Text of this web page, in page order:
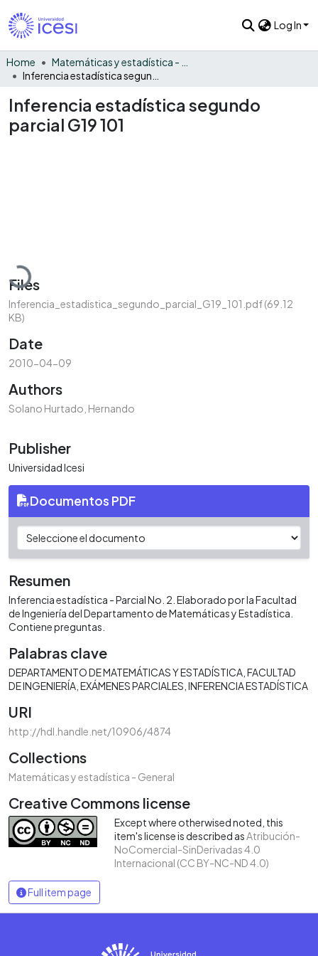
Log In
Home
Inferencia estadística segundo
parcial G19 101
Loading...
Files
Inferencia_estadistica_segundo_parcial_G19_101.pdf(69.12
KB)
Date
2010-04-09
Authors
Solano Hurtado, Hernando
Publisher
Universidad Icesi
Documentos PDF
Resumen
Inferencia estadística - Parcial No. 2. Elaborado por la Facultad
de Ingeniería del Departamento de Matemáticas y Estadística.
Contiene preguntas.
Palabras clave
DEPARTAMENTO DE MATEMÁTICAS Y ESTADÍSTICA FACULTAD
DE INGENIERÍA EXÁMENES PARCIALES INFERENCIA ESTADÍSTICA
URI
http://hdl.handle.net/10906/4874
Collections
Matemáticas y estadística - General
Creative Commons license
Except where otherwised noted, this
item's license is described asAtribución-
NoComercial-SinDerivadas 4.0
Internacional (CC BY-NC-ND 4.0)
Full item page